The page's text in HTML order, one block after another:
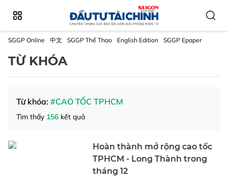
SGGP Online 中文 SGGP Thể Thao English Edition SGGP Epaper
TỪ KHÓA
Từ khóa: #CAO TỐC TPHCM
Tìm thấy 156 kết quả
Hoàn thành mở rộng cao tốc
TPHCM - Long Thành trong
tháng 12